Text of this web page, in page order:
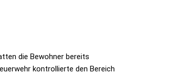
die Bewohner bereits
kontrollierte den Bereich